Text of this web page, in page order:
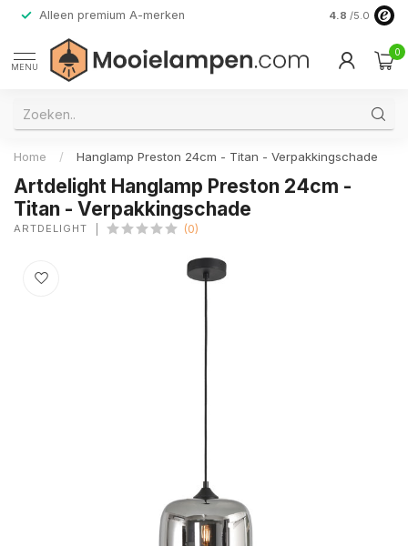
Alleen premium A-merken 4.8 /5.0
MENU
0
Home / Hanglamp Preston 24cm - Titan - Verpakkingschade
Artdelight Hanglamp Preston 24cm -
Titan - Verpakkingschade
ARTDELIGHT (0)